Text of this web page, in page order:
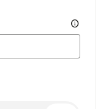
info